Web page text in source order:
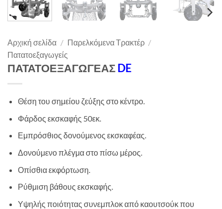
Αρχική σελίδα / Παρελκόμενα Τρακτέρ /
Πατατοεξαγωγείς
ΠΑΤΑΤΟΕΞΑΓΩΓΕΑΣDE
Θέση του σημείου ζεύξης στο κέντρο.
Φάρδος εκσκαφής 50εκ.
Εμπρόσθιος δονούμενος εκσκαφέας.
Δονούμενο πλέγμα στο πίσω μέρος.
Οπίσθια εκφόρτωση.
Ρύθμιση βάθους εκσκαφής.
Υψηλής ποιότητας συνεμπλοκ από καουτσούκ που